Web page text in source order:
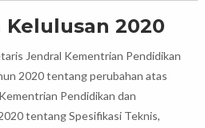
2020
Jendral Kementrian Pendidikan
2020 tentang perubahan atas
Pendidikan dan
tentang Spesifikasi Teknis,